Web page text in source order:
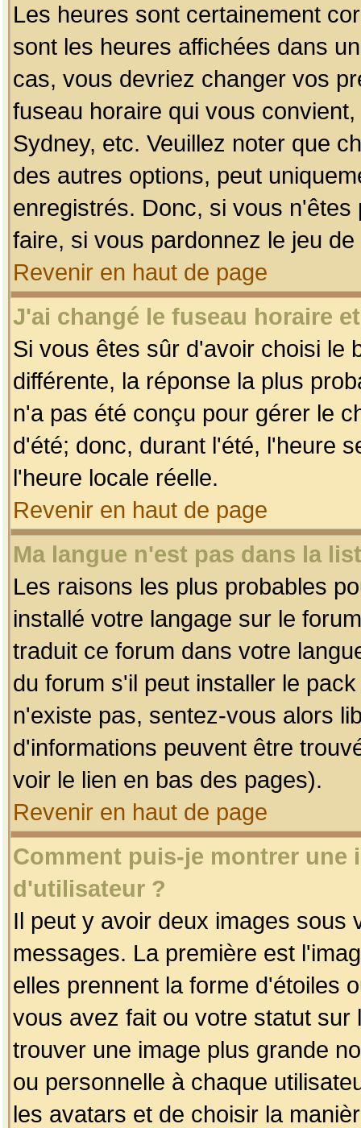
Les heures sont certainement
sont les heures affichées dans
cas, vous devriez changer vos
fuseau horaire qui vous
Sydney, etc. Veuillez noter que
des autres options, peut
enregistrés. Donc, si vous
faire, si vous pardonnez le jeu
Revenir en haut de page
J'ai changé le fuseau horaire
Si vous êtes sûr d'avoir choisi le
différente, la réponse la plus
n'a pas été conçu pour gérer le
d'été; donc, durant l'été, l'heure
l'heure locale réelle.
Revenir en haut de page
Ma langue n'est pas dans la
Les raisons les plus probables
installé votre langage sur le
traduit ce forum dans votre
du forum s'il peut installer le
n'existe pas, sentez-vous alors
d'informations peuvent être
voir le lien en bas des pages).
Revenir en haut de page
Comment puis-je montrer une
d'utilisateur ?
Il peut y avoir deux images sous
messages. La première est
elles prennent la forme d'étoiles
vous avez fait ou votre statut
trouver une image plus grande
ou personnelle à chaque
les avatars et de choisir la